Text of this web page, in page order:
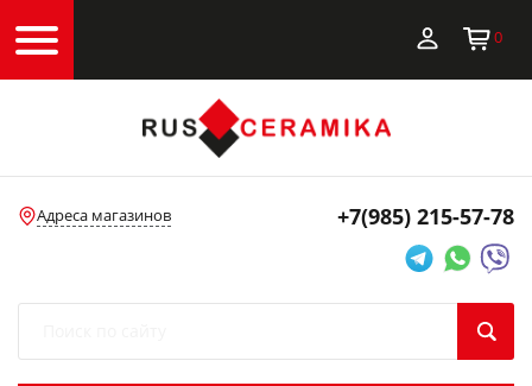
0
Адреса магазинов +7(985) 215-57-78